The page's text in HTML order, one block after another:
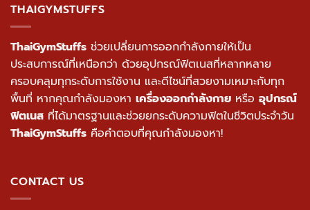
THAIGYMSTUFFS
ThaiGymStuffs ช่วยเปลี่ยนการออกกำลังกายให้เป็น
ประสบการณ์ที่เหนือกว่า ด้วยอุปกรณ์ฟิตเนสที่หลากหลาย
ครอบคลุมทุกระดับการใช้งาน และดีไซน์ที่สวยงามเหมาะกับทุก
พื้นที่ หากคุณกำลังมองหา เครื่องออกกำลังกาย หรือ อุปกรณ์
ฟิตเนส ที่ได้มาตรฐานและช่วยยกระดับความฟิตในชีวิตประจำวัน
ThaiGymStuffs คือคำตอบที่คุณกำลังมองหา!
CONTACT US